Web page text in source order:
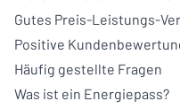
Gutes Preis-Leistungs-
Positive
Häufig gestellte Fragen
Was ist ein Energiepass?